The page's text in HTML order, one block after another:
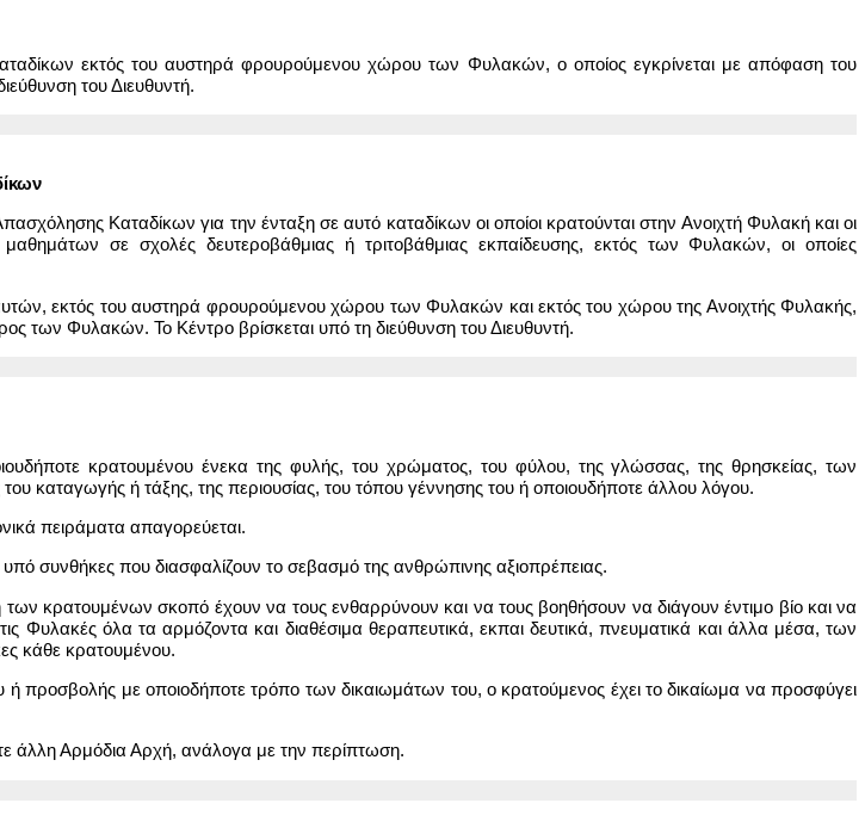
εκτός του αυστηρά φρουρούμενου χώρου των Φυλακών, ο οποίος εγκρίνεται με απόφαση του
του Διευθυντή.
Καταδίκων για την ένταξη σε αυτό καταδίκων οι οποίοι κρατούνται στην Ανοιχτή Φυλακή και οι
σε σχολές δευτεροβάθμιας ή τριτοβάθμιας εκπαίδευσης, εκτός των Φυλακών, οι οποίες
εκτός του αυστηρά φρουρούμενου χώρου των Φυλακών και εκτός του χώρου της Ανοιχτής Φυλακής,
των Φυλακών. Το Κέντρο βρίσκεται υπό τη διεύθυνση του Διευθυντή.
κρατουμένου ένεκα της φυλής, του χρώματος, του φύλου, της γλώσσας, της θρησκείας, των
καταγωγής ή τάξης, της περιουσίας, του τόπου γέννησης του ή οποιουδήποτε άλλου λόγου.
πειράματα απαγορεύεται.
συνθήκες που διασφαλίζουν το σεβασμό της ανθρώπινης αξιοπρέπειας.
κρατουμένων σκοπό έχουν να τους ενθαρρύνουν και να τους βοηθήσουν να διάγουν έντιμο βίο και να
Φυλακές όλα τα αρμόζοντα και διαθέσιμα θεραπευτικά, εκπαι δευτικά, πνευματικά και άλλα μέσα, των
κάθε κρατουμένου.
προσβολής με οποιοδήποτε τρόπο των δικαιωμάτων του, ο κρατούμενος έχει το δικαίωμα να προσφύγει
άλλη Αρμόδια Αρχή, ανάλογα με την περίπτωση.